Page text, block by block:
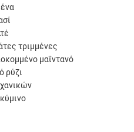
τριμμένες
μαϊντανό
ρύζι